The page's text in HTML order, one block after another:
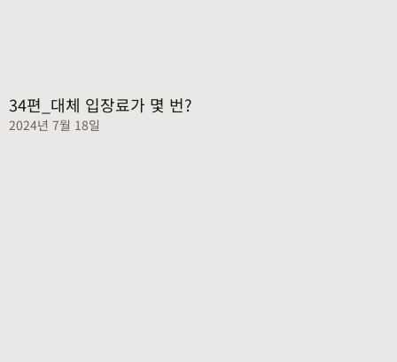
34편_대체 입장료가 몇 번?
2024년 7월 18일